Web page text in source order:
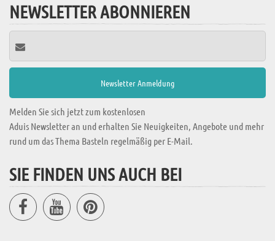
NEWSLETTER ABONNIEREN
Melden Sie sich jetzt zum kostenlosen
Aduis Newsletter an und erhalten Sie Neuigkeiten, Angebote und mehr
rund um das Thema Basteln regelmäßig per E-Mail.
SIE FINDEN UNS AUCH BEI